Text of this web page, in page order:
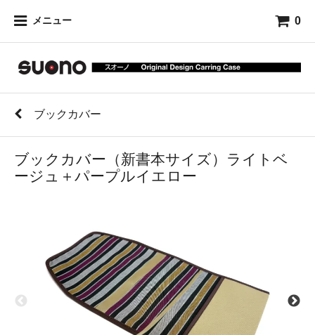
メニュー 0
ブックカバー
ブックカバー（新書本サイズ）ライトベ
ージュ＋パープルイエロー